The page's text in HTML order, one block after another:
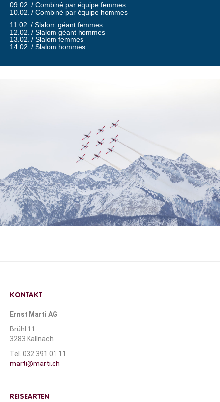
09.02. / Combiné par équipe femmes
10.02. / Combiné par équipe hommes
11.02. / Slalom géant femmes
12.02. / Slalom géant hommes
13.02. / Slalom femmes
14.02. / Slalom hommes
KONTAKT
Ernst Marti AG
Brühl 11
3283 Kallnach
Tel. 032 391 01 11
marti@marti.ch
REISEARTEN